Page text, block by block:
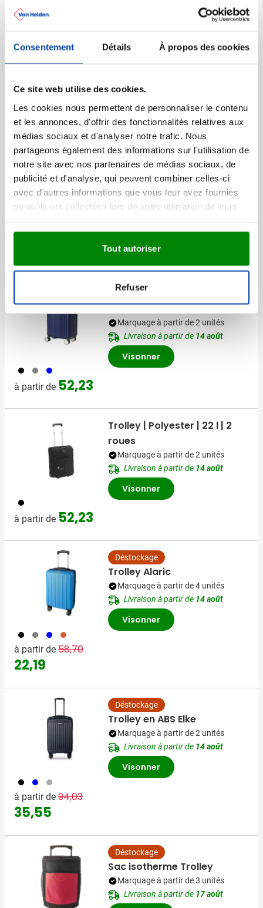
Consentement Détails À propos des cookies
Ce site web utilise des cookies.
Les cookies nous permettent de personnaliser le contenu
et les annonces, d'offrir des fonctionnalités relatives aux
médias sociaux et d'analyser notre trafic. Nous
partageons également des informations sur l'utilisation de
notre site avec nos partenaires de médias sociaux, de
publicité et d'analyse, qui peuvent combiner celles-ci
avec d'autres informations que vous leur avez fournies
ou qu'ils ont collectées lors de votre utilisation de leurs
Tout autoriser
Refuser
à partir de Prix normal
99,99 Prix spécial
33,80
Livraison à partir de
Prix normalPrix spécial
Chariot cabine | 35 l |
Bagage à main autorisée
Marquage à partir de 2 unités
Livraison à partir de19 août
Visonner
001 003 005
à partir de 52,23
Trolley | 35 l | Métallique |
Serrure à code
Marquage à partir de 2 unités
Livraison à partir de 14 août
Visonner
001
à partir de 52,23
Trolley | Polyester | 22 l | 2
roues
Marquage à partir de 2 unités
Livraison à partir de 14 août
Visonner
001 003 005 028
à partir de Prix normal
58,70
22,19
Déstockage
Trolley Alaric
Marquage à partir de 4 unités
Livraison à partir de 14 août
Visonner
001 005 491
à partir de Prix normal
94,03
35,55
Déstockage
Trolley en ABS Elke
Marquage à partir de 2 unités
Livraison à partir de 14 août
Visonner
Déstockage
Sac isotherme Trolley
Marquage à partir de 3 unités
Livraison à partir de 17 août